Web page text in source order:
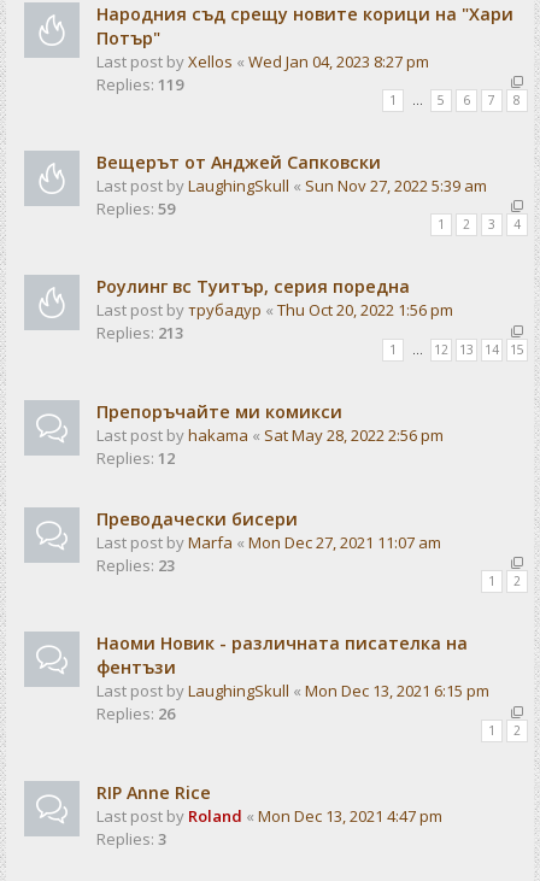
Народния съд срещу новите корици на "Хари
Потър"
Last post byXellos « Wed Jan 04, 2023 8:27 pm
Replies: 119
1 … 5 6 7 8
Вещерът от Анджей Сапковски
Last post byLaughingSkull « Sun Nov 27, 2022 5:39 am
Replies: 59
1 2 3 4
Роулинг вс Туитър, серия поредна
Last post byтрубадур « Thu Oct 20, 2022 1:56 pm
Replies: 213
1 12 13 14 15
Препоръчайте ми комикси
Last post byhakama « Sat May 28, 2022 2:56 pm
Replies: 12
Преводачески бисери
Last post byMarfa « Mon Dec 27, 2021 11:07 am
Replies: 23
1 2
Наоми Новик - различната писателка на
фентъзи
Last post byLaughingSkull « Mon Dec 13, 2021 6:15 pm
Replies: 26
1 2
RIP Anne Rice
Last post by Roland « Mon Dec 13, 2021 4:47 pm
Replies: 3